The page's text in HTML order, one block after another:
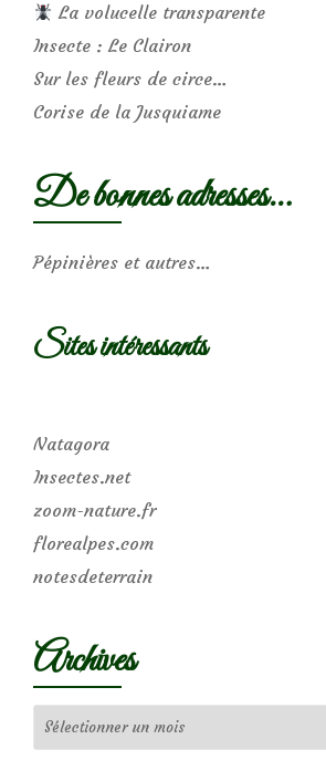
La volucelle transparente
Insecte : Le Clairon
Sur les fleurs de circe…
Corise de la Jusquiame
De bonnes adresses…
Pépinières et autres…
Sites intéressants
Natagora
Insectes.net
zoom-nature.fr
florealpes.com
notesdeterrain
Archives